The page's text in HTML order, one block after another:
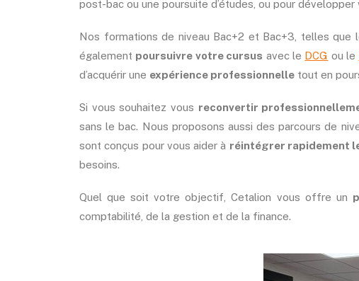
post-bac ou une poursuite d’études, ou pour
Nos formations de niveau Bac+2 et Bac+3, telles que
également poursuivre votre cursus avec le DCG ou le
d’acquérir une expérience professionnelle tout en
Si vous souhaitez vous reconvertir
sans le bac. Nous proposons aussi des parcours de
sont conçus pour vous aider à réintégrer rapidement
besoins.
Quel que soit votre objectif, Cetalion vous offre un
comptabilité, de la gestion et de la finance.